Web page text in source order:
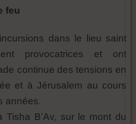
feu
dans le lieu saint
provocatrices et ont
continue des tensions en
et à Jérusalem au cours
années.
Tisha B’Av, sur le mont du